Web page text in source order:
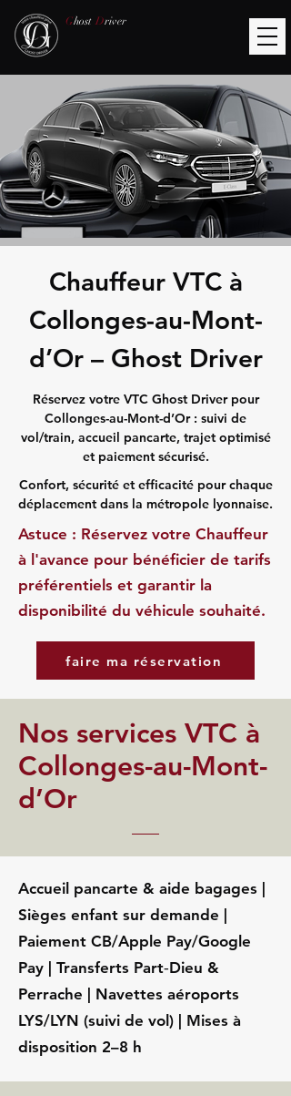
Ghost Driver
Chauffeur VTC à
Collonges-au-Mont-
d’Or – Ghost Driver
Réservez votre VTC Ghost Driver pour
Collonges-au-Mont-d’Or : suivi de
vol/train, accueil pancarte, trajet optimisé
et paiement sécurisé.
Confort, sécurité et efficacité pour chaque
déplacement dans la métropole lyonnaise.
Astuce : Réservez votre Chauffeur
à l'avance pour bénéficier de tarifs
préférentiels et garantir la
disponibilité du véhicule souhaité.
faire ma réservation
Nos services VTC à
Collonges-au-Mont-
d’Or
Accueil pancarte & aide bagages |
Sièges enfant sur demande |
Paiement CB/Apple Pay/Google
Pay | Transferts Part‑Dieu &
Perrache | Navettes aéroports
LYS/LYN (suivi de vol) | Mises à
disposition 2–8 h